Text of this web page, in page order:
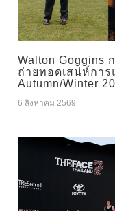
Walton Goggins
ถ่ายทอดเสน่ห์กา
Autumn/Winter
6 สิงหาคม 2569